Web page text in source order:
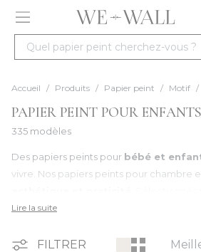
Allez au contenu
Quel papier peint cherchez-vous ?
Accueil / Produits / Papier peint / Motif /
PAPIER PEINT POUR ENFANTS
335 modèles
Des papiers peints pour bébé et
vivre. Nos papiers peints pour chambre
sont conçus pour s’intégrer facilement
enfants
Lire la suite
FILTRER Trier par